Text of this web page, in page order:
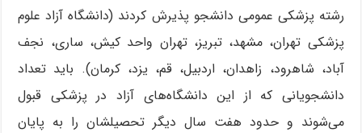
رشته پزشکی عمومی دانشجو پذیرش کردند (دانشگاه آزاد علوم
پزشکی تهران، مشهد، تبریز، تهران واحد کیش، ساری، نجف
آباد، شاهرود، زاهدان، اردبیل، قم، یزد، کرمان). باید تعداد
دانشجویانی که از این دانشگاه‌های آزاد در پزشکی قبول
می‌شوند و حدود هفت سال دیگر تحصیلشان را به پایان